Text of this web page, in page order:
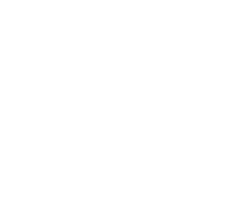
comunicazione crea un